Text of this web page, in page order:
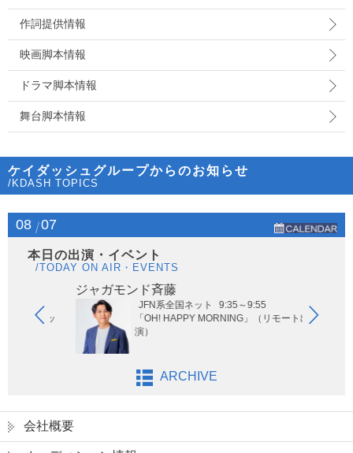
作詞提供情報
映画脚本情報
ドラマ脚本情報
舞台脚本情報
ケイダッシュグループからのお知らせ
/KDASH TOPICS
08 07
本日の出演・イベント
/TODAY ON AIR・EVENTS
いサッ
ジャガモンド斉藤
JFN系全国ネット
9:35～9:55
「OH! HAPPY MORNING」（リモート出
演）
ARCHIVE
会社概要